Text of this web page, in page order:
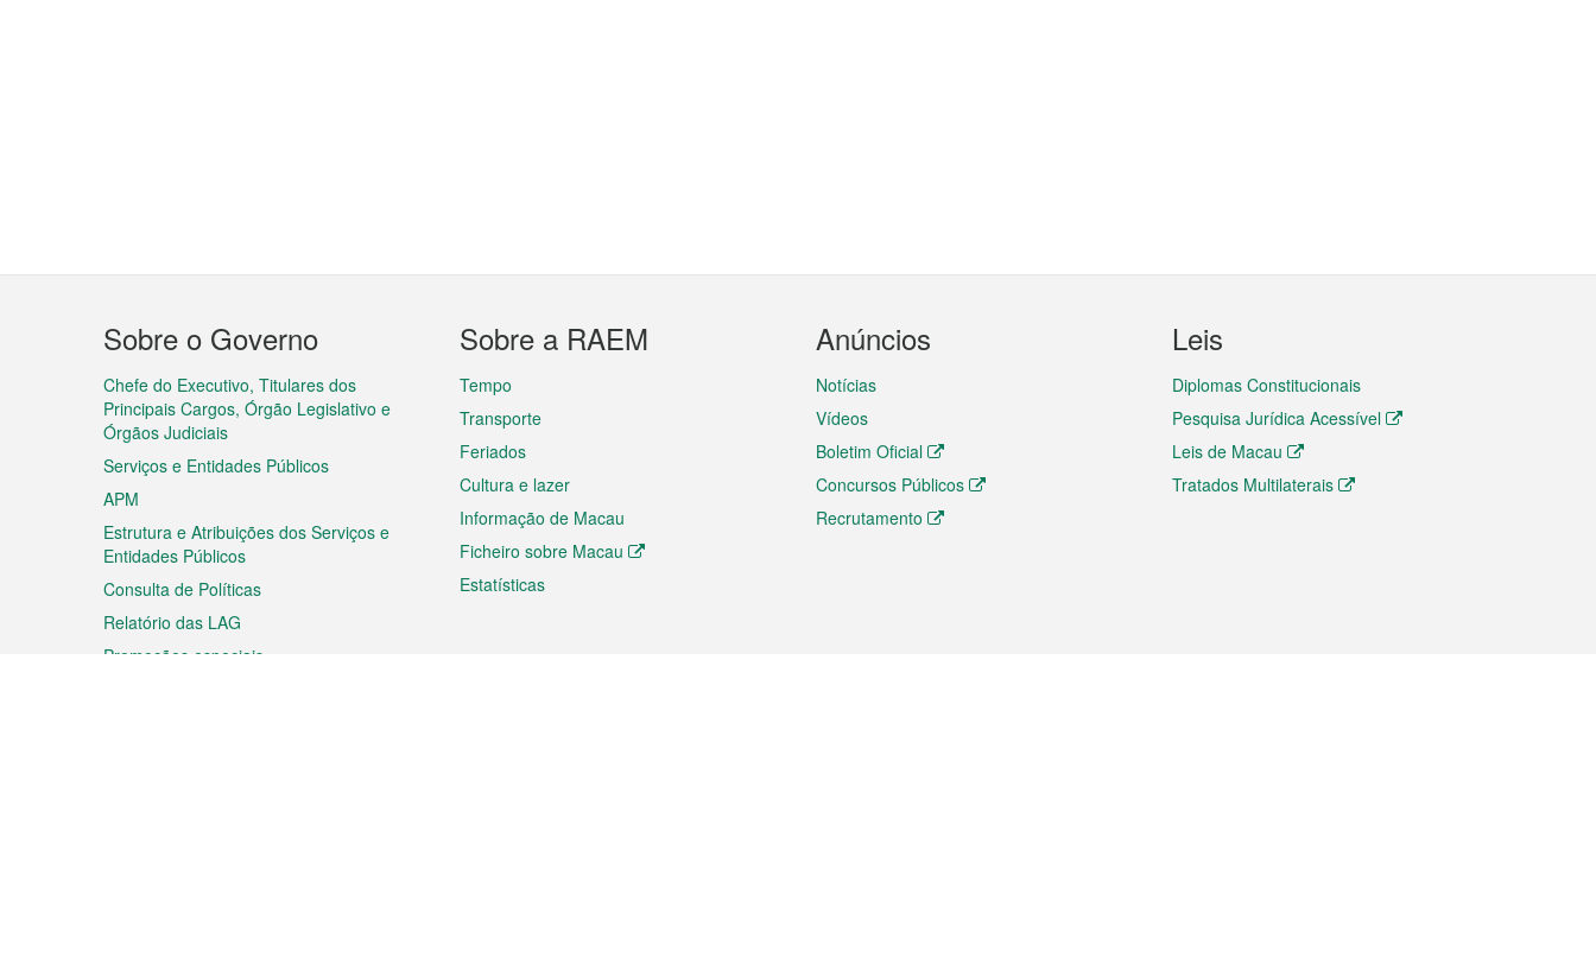
Menu
do
rodapé
Sobre o Governo
Chefe do Executivo, Titulares dos
Principais Cargos, Órgão Legislativo e
Órgãos Judiciais
Serviços e Entidades Públicos
APM
Estrutura e Atribuições dos Serviços e
Entidades Públicos
Consulta de Políticas
Relatório das LAG
Promoções especiais
Sobre a RAEM
Tempo
Transporte
Feriados
Cultura e lazer
Informação de Macau
Ficheiro sobre Macau
Estatísticas
Anúncios
Notícias
Vídeos
Boletim Oficial
Concursos Públicos
Recrutamento
Leis
Diplomas Constitucionais
Pesquisa Jurídica Acessível
Leis de Macau
Tratados Multilaterais